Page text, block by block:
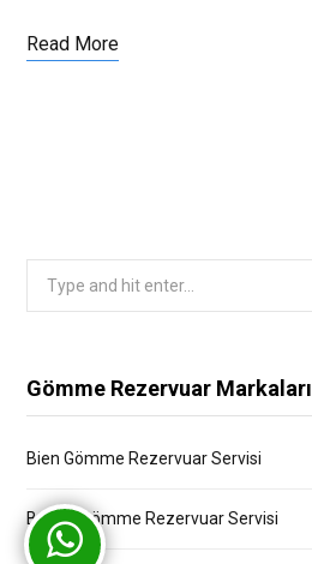
Read More
Gömme Rezervuar Markaları
Bien Gömme Rezervuar Servisi
Bocchi Gömme Rezervuar Servisi